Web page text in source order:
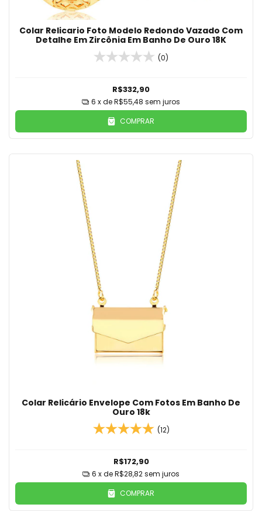
Colar Relicario Foto Modelo Redondo Vazado Com
Detalhe Em Zircônia Em Banho De Ouro 18K
(0)
R$332,90
6 x deR$55,48 sem juros
COMPRAR
Colar Relicário Envelope Com Fotos Em Banho De
Ouro 18k
(12)
R$172,90
6 x deR$28,82sem juros
COMPRAR